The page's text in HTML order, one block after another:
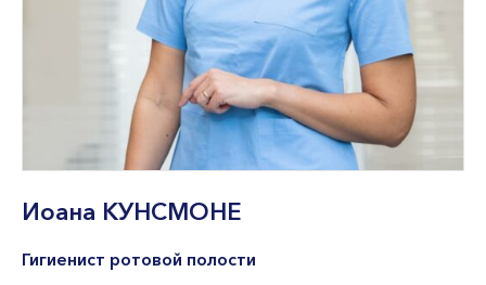
ул. Dragūnų 2
Часы работы:
I-V 08:00 - 20:00
VI, VII --
ул. Naujoji Uosto 9
I-V 08:00 - 20:00
Иоана КУНСМОНЕ
Гигиенист ротовой полости